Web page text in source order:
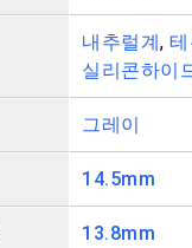
내추럴계,
실리콘하이
그레이
14.5mm
13.8mm